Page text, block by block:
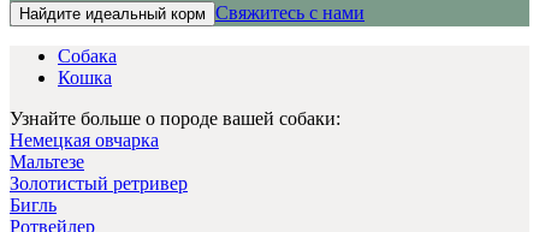
Найдите идеальный корм Свяжитесь с нами
Собака
Кошка
Узнайте больше о породе вашей собаки:
Немецкая овчарка
Мальтезе
Золотистый ретривер
Бигль
Ротвейлер